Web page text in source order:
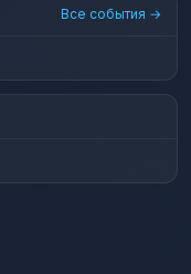
Все события →